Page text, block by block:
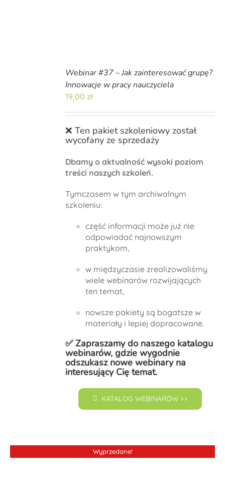
Webinar #37 – Jak zainteresować grupę?
Innowacje w pracy nauczyciela
19,00 zł
❌ Ten pakiet szkoleniowy został
wycofany ze sprzedaży
Dbamy o aktualność wysoki poziom
treści naszych szkoleń.
Tymczasem w tym archiwalnym
szkoleniu:
część informacji może już nie
odpowiadać najnowszym
praktykom,
w międzyczasie zrealizowaliśmy
wiele webinarów rozwijających
ten temat,
nowsze pakiety są bogatsze w
materiały i lepiej dopracowane.
✅ Zapraszamy do naszego katalogu
webinarów, gdzie wygodnie
odszukasz nowe webinary na
interesujący Cię temat.
KATALOG WEBINARÓW >>
Wyprzedane!